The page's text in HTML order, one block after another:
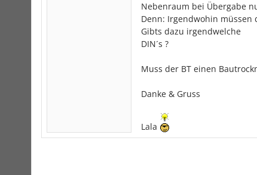
Nebenraum bei Übergabe
Denn: Irgendwohin müssen
Gibts dazu irgendwelche
DIN´s ?
Muss der BT einen
Danke & Gruss
Lala